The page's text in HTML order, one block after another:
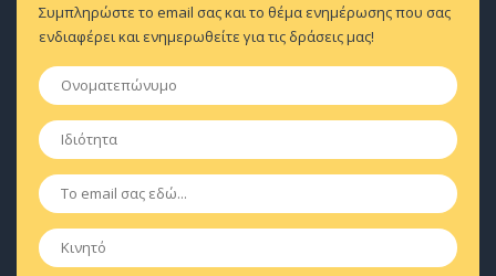
Συμπληρώστε το email σας και το θέμα ενημέρωσης που σας
ενδιαφέρει και ενημερωθείτε για τις δράσεις μας!
Ονοματεπώνυμο
Ιδιότητα
Email
Κινητό